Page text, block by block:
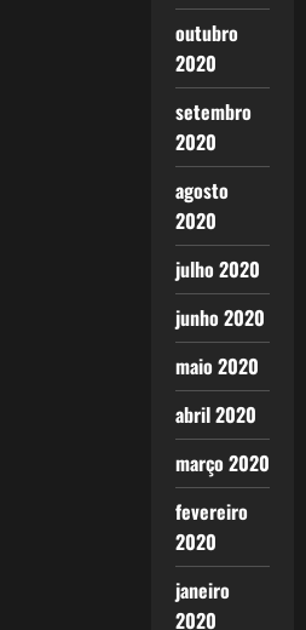
outubro
2020
setembro
2020
agosto
2020
julho 2020
junho 2020
maio 2020
abril 2020
março 2020
fevereiro
2020
janeiro
2020